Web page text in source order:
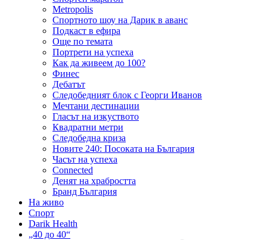
Metropolis
Спортното шоу на Дарик в аванс
Подкаст в ефира
Още по темата
Портрети на успеха
Как да живеем до 100?
Финес
Дебатът
Следобедният блок с Георги Иванов
Мечтани дестинации
Гласът на изкуството
Квадратни метри
Следобедна криза
Новите 240: Посоката на България
Часът на успеха
Connected
Денят на храбростта
Бранд България
На живо
Спорт
Darik Health
„40 до 40“